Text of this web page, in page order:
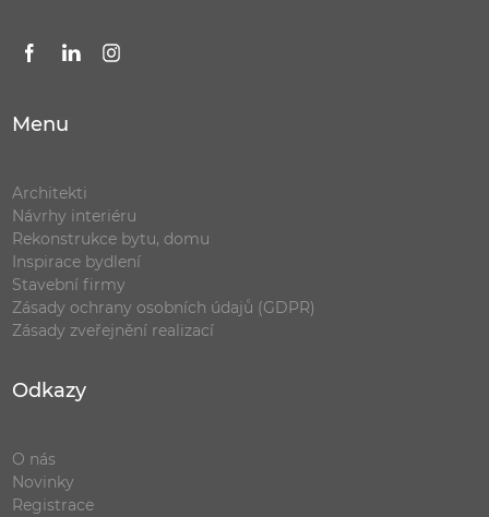
Menu
Architekti
Návrhy interiéru
Rekonstrukce bytu, domu
Inspirace bydlení
Stavební firmy
Zásady ochrany osobních údajů (GDPR)
Zásady zveřejnění realizací
Odkazy
O nás
Novinky
Registrace